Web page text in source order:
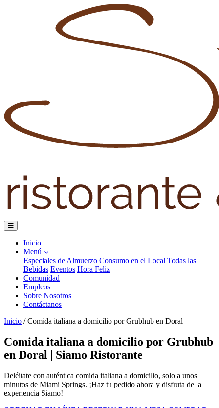
Inicio
Menú
Especiales de Almuerzo Consumo en el Local Todas las
Bebidas Eventos Hora Feliz
Comunidad
Empleos
Sobre Nosotros
Contáctanos
Inicio / Comida italiana a domicilio por Grubhub en Doral
Comida italiana a domicilio por Grubhub
en Doral | Siamo Ristorante
Deléitate con auténtica comida italiana a domicilio, solo a unos
minutos de Miami Springs. ¡Haz tu pedido ahora y disfruta de la
experiencia Siamo!